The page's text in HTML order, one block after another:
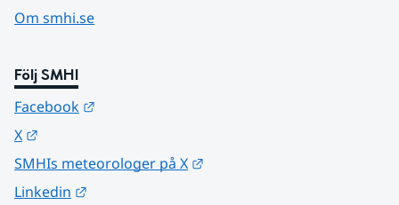
Om smhi.se
Följ SMHI
Facebook
X
SMHIs meteorologer på X
Linkedin